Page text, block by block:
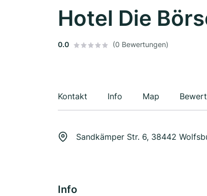
Hotel Die
0.0 (0 Bewertungen)
Kontakt Info Map
Sandkämper Str. 6, 38442
Info